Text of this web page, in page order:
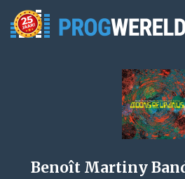
Benoît Martiny